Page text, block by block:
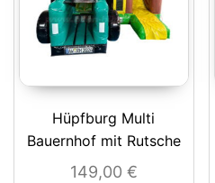
Hüpfburg Multi
Bauernhof mit Rutsche
149,00 €